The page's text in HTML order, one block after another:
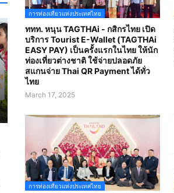
การท่องเที่ยวแห่งประเทศไทย
ททท. หนุน TAGTHAi - กสิกรไทย เปิด
บริการ Tourist E-Wallet (TAGTHAi
EASY PAY) เป็นครั้งแรกในไทย ให้นัก
ท่องเที่ยวต่างชาติ ใช้จ่ายปลอดภัย
สแกนจ่าย Thai QR Payment ได้ทั่ว
ไทย
March 17, 2025
การท่องเที่ยวแห่งประเทศไทย